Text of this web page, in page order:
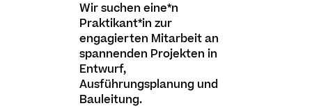
Wir suchen eine*n
Praktikant*in zur
engagierten Mitarbeit an
spannenden Projekten in
Entwurf,
Ausführungsplanung und
Bauleitung.